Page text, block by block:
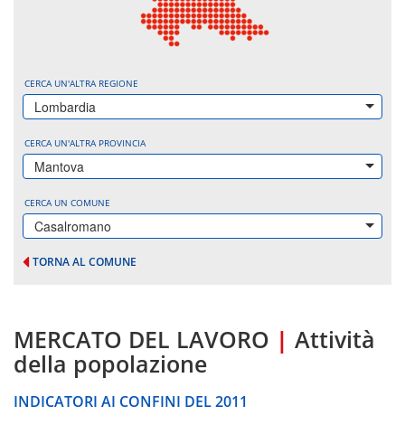
CERCA UN'ALTRA REGIONE
Lombardia
CERCA UN'ALTRA PROVINCIA
Mantova
CERCA UN COMUNE
Casalromano
TORNA AL COMUNE
MERCATO DEL LAVORO | Attività
della popolazione
INDICATORI AI CONFINI DEL 2011